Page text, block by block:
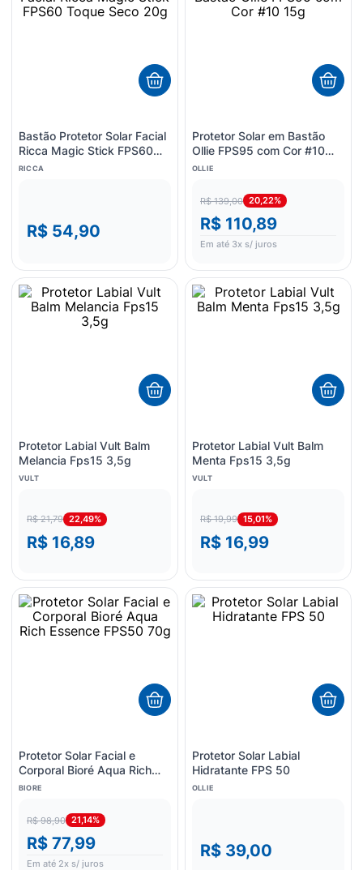
Bastão Protetor Solar Facial
Ricca Magic Stick FPS60
Toque Seco 20g
RICCA
R$ 54,90
Protetor Solar em Bastão
Ollie FPS95 com Cor #10
15g
OLLIE
R$ 139,00 20,22%
R$ 110,89
Em até 3x s/ juros
Protetor Labial Vult Balm
Melancia Fps15 3,5g
VULT
R$ 21,79 22,49%
R$ 16,89
Protetor Labial Vult Balm
Menta Fps15 3,5g
VULT
R$ 19,99 15,01%
R$ 16,99
Protetor Solar Facial e
Corporal Bioré Aqua Rich
Essence FPS50 70g
BIORE
R$ 98,90 21,14%
R$ 77,99
Em até 2x s/ juros
Protetor Solar Labial
Hidratante FPS 50
OLLIE
R$ 39,00